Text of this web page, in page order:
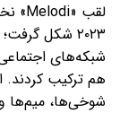
۲۰۲۳ شکل
شبکه‌های اجتماعی
هم ترکیب کردند.
شوخی‌ها، میم‌ها